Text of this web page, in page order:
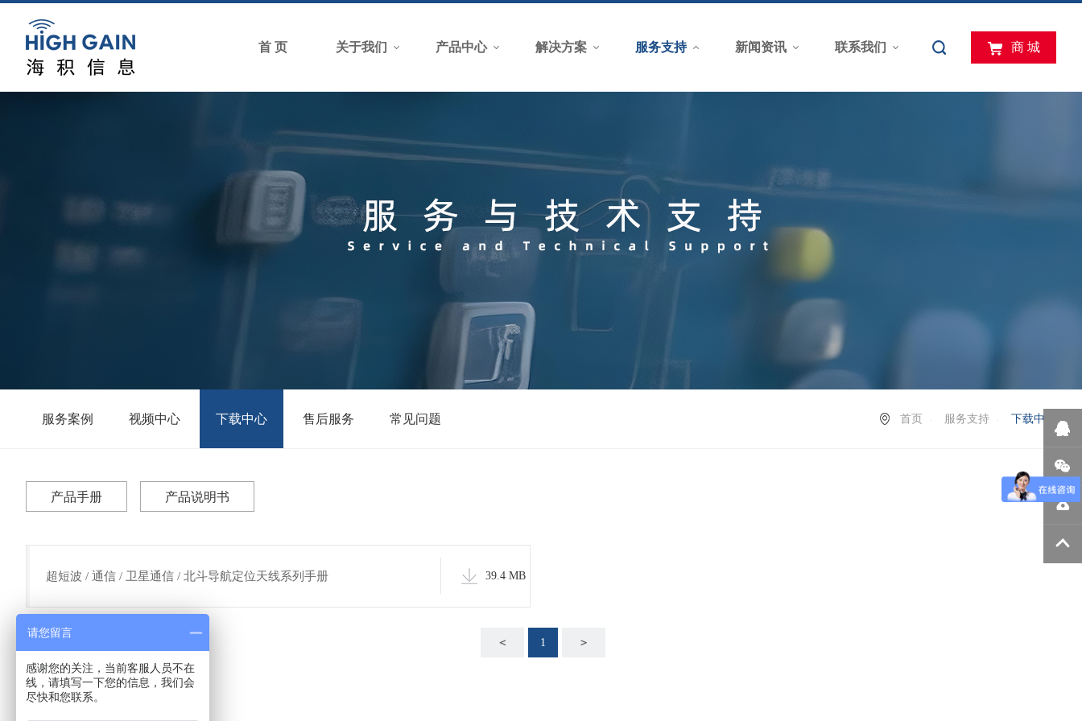
商 城
首 页 关于我们 产品中心 解决方案 服务支持 新闻资讯 联系我们
服务案例 视频中心 下载中心 售后服务 常见问题 首页 服务支持 下载中心
产品手册 产品说明书
39.4 MB
超短波 / 通信 / 卫星通信 / 北斗导航定位天线系列手册
＜ 1 ＞
请您留言
感谢您的关注，当前客服人员不在
线，请填写一下您的信息，我们会
尽快和您联系。